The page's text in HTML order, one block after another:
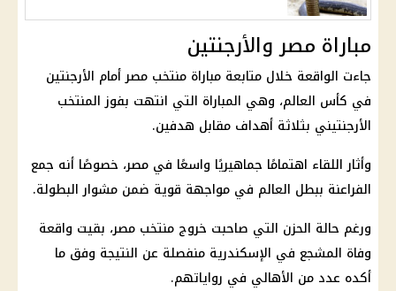
مباراة مصر والأرجنتين
جاءت الواقعة خلال متابعة مباراة منتخب مصر أمام الأرجنتين
في كأس العالم، وهي المباراة التي انتهت بفوز المنتخب
الأرجنتيني بثلاثة أهداف مقابل هدفين.
وأثار اللقاء اهتمامًا جماهيريًا واسعًا في مصر، خصوصًا أنه جمع
الفراعنة ببطل العالم في مواجهة قوية ضمن مشوار البطولة.
ورغم حالة الحزن التي صاحبت خروج منتخب مصر، بقيت واقعة
وفاة المشجع في الإسكندرية منفصلة عن النتيجة وفق ما
أكده عدد من الأهالي في رواياتهم.